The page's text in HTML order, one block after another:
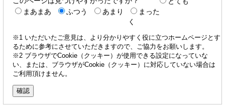
まあまあ
ふつう あまり
まった
く
※1 いただいたご意見は、より分かりやすく役に立つホームページとす
るために参考にさせていただきますので、ご協力をお願いします。
※2 ブラウザでCookie（クッキー）が使用できる設定になっていな
い、または、ブラウザがCookie（クッキー）に対応していない場合は
ご利用頂けません。